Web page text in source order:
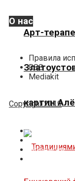
Арт-
картин
О нас
Правила
RSS
Mediakit
Copyright 2019
О нас
Подписка